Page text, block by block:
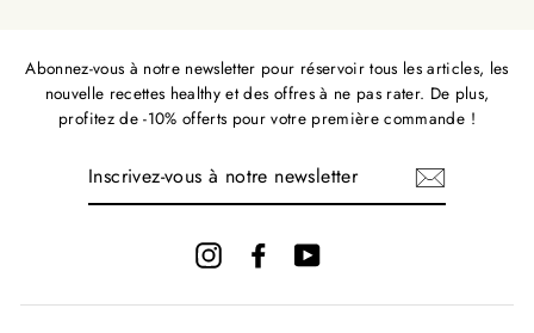
Abonnez-vous à notre newsletter pour réservoir tous les articles, les
nouvelle recettes healthy et des offres à ne pas rater. De plus,
profitez de -10% offerts pour votre première commande !
InstagramFacebookYouTube